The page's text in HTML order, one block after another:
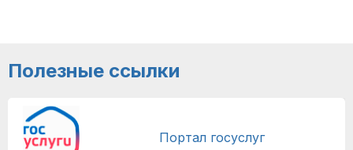
Полезные ссылки
Портал госуслуг